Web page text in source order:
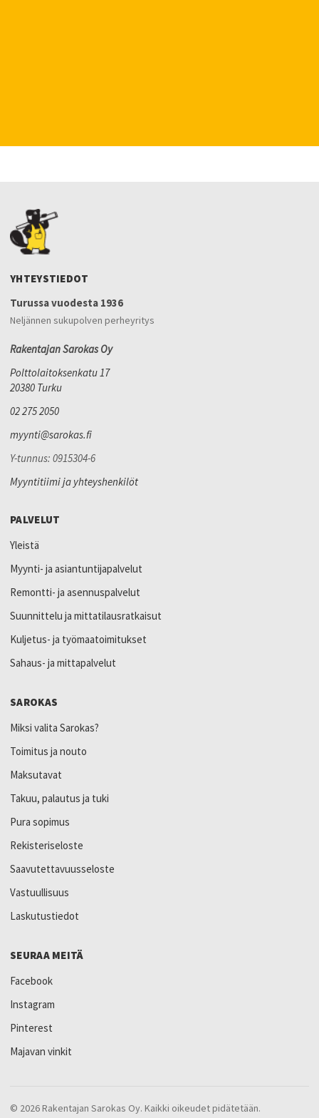
YHTEYSTIEDOT
Turussa vuodesta 1936
Neljännen sukupolven perheyritys
Rakentajan Sarokas Oy
Polttolaitoksenkatu 17
20380 Turku
02 275 2050
myynti@sarokas.fi
Y-tunnus: 0915304-6
Myyntitiimi ja yhteyshenkilöt
PALVELUT
Yleistä
Myynti- ja asiantuntijapalvelut
Remontti- ja asennuspalvelut
Suunnittelu ja mittatilausratkaisut
Kuljetus- ja työmaatoimitukset
Sahaus- ja mittapalvelut
SAROKAS
Miksi valita Sarokas?
Toimitus ja nouto
Maksutavat
Takuu, palautus ja tuki
Pura sopimus
Rekisteriseloste
Saavutettavuusseloste
Vastuullisuus
Laskutustiedot
SEURAA MEITÄ
Facebook
Instagram
Pinterest
Majavan vinkit
© 2026 Rakentajan Sarokas Oy. Kaikki oikeudet pidätetään.